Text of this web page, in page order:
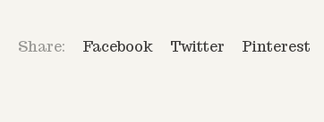
Share: Facebook Twitter Pinterest